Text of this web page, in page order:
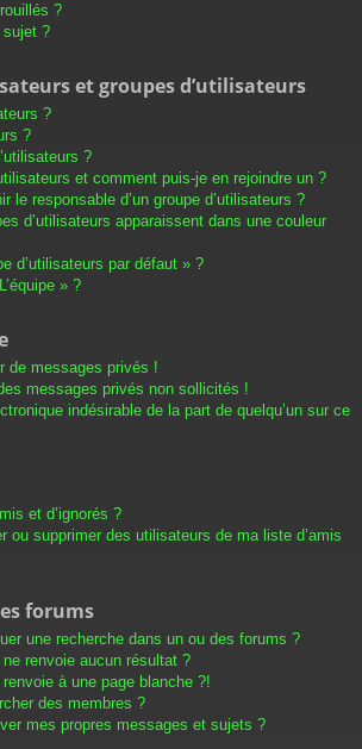
?
sujet ?
et groupes d’utilisateurs
?
?
?
et comment puis-je en rejoindre un ?
le responsable d’un groupe d’utilisateurs ?
d’utilisateurs apparaissent dans une couleur
d’utilisateurs par défaut » ?
» ?
de messages privés !
messages privés non sollicités !
indésirable de la part de quelqu’un sur ce
et d’ignorés ?
ou supprimer des utilisateurs de ma liste d’amis
forums
une recherche dans un ou des forums ?
renvoie aucun résultat ?
à une page blanche ?!
des membres ?
mes propres messages et sujets ?